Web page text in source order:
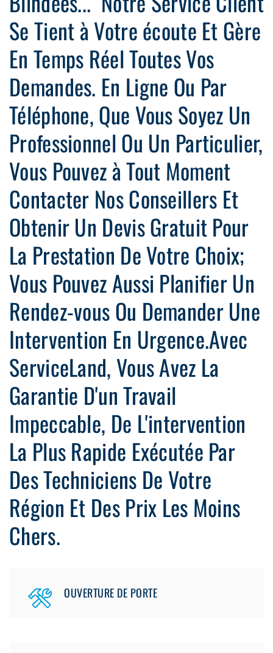
Se Tient à Votre écoute Et Gère
En Temps Réel Toutes Vos
Demandes. En Ligne Ou Par
Téléphone, Que Vous Soyez Un
Professionnel Ou Un Particulier,
Vous Pouvez à Tout Moment
Contacter Nos Conseillers Et
Obtenir Un Devis Gratuit Pour
La Prestation De Votre Choix;
Vous Pouvez Aussi Planifier Un
Rendez-vous Ou Demander Une
Intervention En Urgence.Avec
ServiceLand, Vous Avez La
Garantie D'un Travail
Impeccable, De L'intervention
La Plus Rapide Exécutée Par
Des Techniciens De Votre
Région Et Des Prix Les Moins
Chers.
OUVERTURE DE PORTE